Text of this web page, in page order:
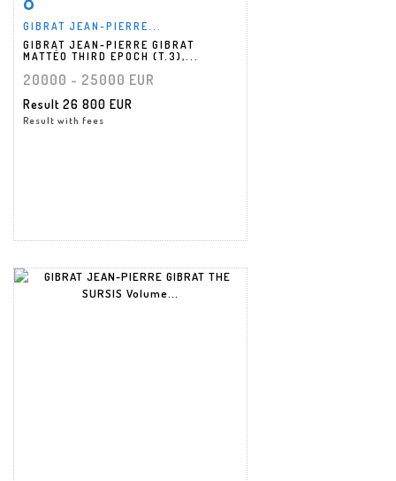
GIBRAT JEAN-PIERRE...
GIBRAT JEAN-PIERRE GIBRAT
MATTÉO THIRD EPOCH (T.3),...
20000 - 25000 EUR
Result 26 800 EUR
Result with fees